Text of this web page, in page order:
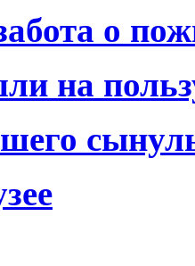
о
на